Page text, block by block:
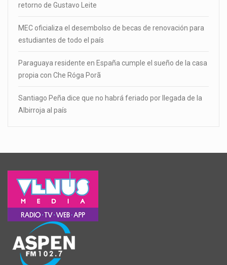
retorno de Gustavo Leite
MEC oficializa el desembolso de becas de renovación para
estudiantes de todo el país
Paraguaya residente en España cumple el sueño de la casa
propia con Che Róga Porã
Santiago Peña dice que no habrá feriado por llegada de la
Albirroja al país